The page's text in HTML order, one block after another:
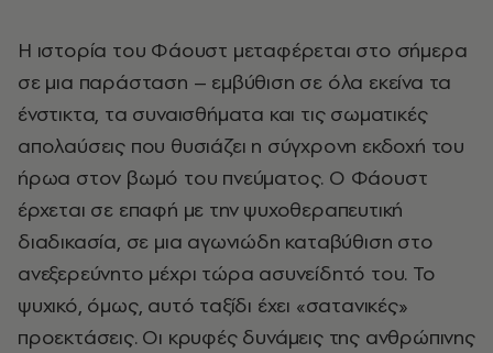
Η ιστορία του Φάουστ μεταφέρεται στο σήμερα
σε μια παράσταση – εμβύθιση σε όλα εκείνα τα
ένστικτα, τα συναισθήματα και τις σωματικές
απολαύσεις που θυσιάζει η σύγχρονη εκδοχή του
ήρωα στον βωμό του πνεύματος. Ο Φάουστ
έρχεται σε επαφή με την ψυχοθεραπευτική
διαδικασία, σε μια αγωνιώδη καταβύθιση στο
ανεξερεύνητο μέχρι τώρα ασυνείδητό του. Το
ψυχικό, όμως, αυτό ταξίδι έχει «σατανικές»
προεκτάσεις. Οι κρυφές δυνάμεις της ανθρώπινης